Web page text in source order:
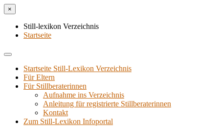
×
Still-lexikon Verzeichnis
Startseite
Startseite Still-Lexikon Verzeichnis
Für Eltern
Für Stillberaterinnen
Aufnahme ins Verzeichnis
Anlei­tung für regis­trier­te Stillberaterinnen
Kon­takt
Zum Still-Lexikon Infoportal